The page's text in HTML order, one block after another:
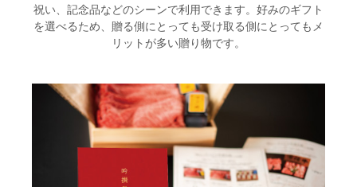
イイジマとは
ショップ一覧
焼き肉
ステーキ
ハンバーグ
みそ漬け
祝い、記念品などのシーンで利用できます。好みのギフト
を選べるため、贈る側にとっても受け取る側にとってもメ
リットが多い贈り物です。